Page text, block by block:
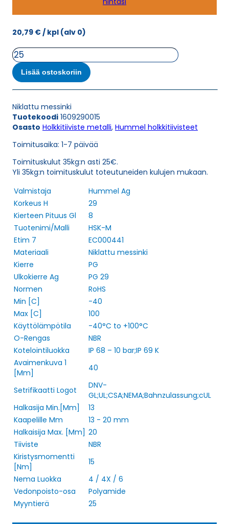
20,79 €/ kpl (alv 0)
HSK-
M
PG
29
HOLKKITIIVISTE
määrä
Lisää ostoskoriin
Niklattu messinki
Tuotekoodi 1609290015
Osasto Holkkitiiviste metalli, Hummel holkkitiivisteet
Toimitusaika: 1-7 päivää
Toimituskulut 35kg:n asti 25€.
Yli 35kg:n toimituskulut toteutuneiden kulujen mukaan.
Valmistaja
Hummel Ag
Korkeus H
29
Kierteen Pituus Gl
8
Tuotenimi/Malli
HSK-M
Etim 7
EC000441
Materiaali
Niklattu messinki
Kierre
PG
Ulkokierre Ag
PG 29
Normen
RoHS
Min [C]
-40
Max [C]
100
Käyttölämpötila
-40°C to +100°C
O-Rengas
NBR
Kotelointiluokka
IP 68 – 10 bar;IP 69 K
Avaimenkuva 1
[Mm]
40
Setrifikaatti Logot
DNV-
GL;UL;CSA;NEMA;Bahnzulassung;cUL
Halkasija Min.[Mm]
13
Kaapelille Mm
13 - 20 mm
Halkaisija Max. [Mm] 20
Tiiviste
NBR
Kiristysmomentti
[Nm]
15
Nema Luokka
4 / 4X / 6
Vedonpoisto-osa
Polyamide
Myyntierä
25